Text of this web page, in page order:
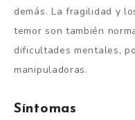
demás. La fragilidad y
temor son también
dificultades mentales,
manipuladoras.
Síntomas